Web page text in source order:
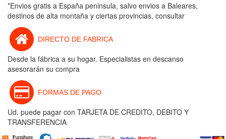
*Envios gratis a España peninsula, salvo envios a Baleares,
destinos de alta montaña y ciertas provincias, consultar
DIRECTO DE FABRICA
Desde la fábrica a su hogar. Especialistas en descanso
asesorarán su compra
FORMAS DE PAGO
Ud. puede pagar con TARJETA DE CREDITO, DEBITO Y
TRANSFERENCIA